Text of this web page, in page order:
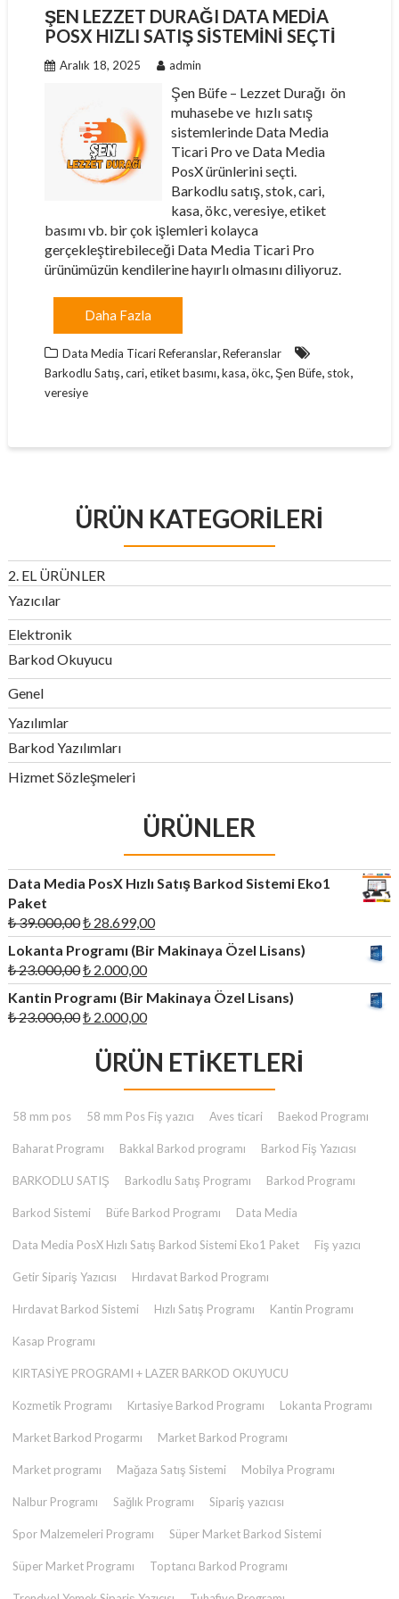
ŞEN LEZZET DURAĞI DATA MEDIA
POSX HIZLI SATIŞ SISTEMINI SEÇTI
Aralık 18, 2025 admin
Şen Büfe – Lezzet Durağı ön
muhasebe ve hızlı satış
sistemlerinde Data Media
Ticari Pro ve Data Media
PosX ürünlerini seçti.
Barkodlu satış, stok, cari,
kasa, ökc, veresiye, etiket
basımı vb. bir çok işlemleri kolayca
gerçekleştirebileceği Data Media Ticari Pro
ürünümüzün kendilerine hayırlı olmasını diliyoruz.
Daha Fazla
Data Media Ticari Referanslar,Referanslar
Barkodlu Satış,cari,etiket basımı,kasa,ökc,Şen Büfe, stok,
veresiye
ÜRÜN KATEGORILERI
2. EL ÜRÜNLER
Yazıcılar
Elektronik
Barkod Okuyucu
Genel
Yazılımlar
Barkod Yazılımları
Hizmet Sözleşmeleri
ÜRÜNLER
Data Media PosX Hızlı Satış Barkod Sistemi Eko1
Paket
₺39.000,00Orijinal
fiyat:
₺ 39.000,00.
₺28.699,00Şu
andaki
fiyat:
₺ 28.699,00.
Lokanta Programı (Bir Makinaya Özel Lisans)
₺23.000,00Orijinal
fiyat:
₺ 23.000,00.
₺2.000,00Şu
andaki
fiyat:
₺ 2.000,00.
Kantin Programı (Bir Makinaya Özel Lisans)
₺23.000,00Orijinal
₺ 23.000,00.
₺2.000,00Şu
fiyat:
₺ 2.000,00.
ÜRÜN ETIKETLERI
58 mm pos 58 mm Pos Fiş yazıcı Aves ticari Baekod Programı
Baharat Programı Bakkal Barkod programı Barkod Fiş Yazıcısı
BARKODLU SATIŞ Barkodlu Satış Programı Barkod Programı
Barkod Sistemi Büfe Barkod Programı Data Media
Data Media PosX Hızlı Satış Barkod Sistemi Eko1 Paket Fiş yazıcı
Getir Sipariş Yazıcısı Hırdavat Barkod Programı
Hırdavat Barkod Sistemi Hızlı Satış Programı Kantin Programı
Kasap Programı
KIRTASİYE PROGRAMI + LAZER BARKOD OKUYUCU
Kozmetik Programı Kırtasiye Barkod Programı Lokanta Programı
Market Barkod Progarmı Market Barkod Programı
Market programı Mağaza Satış Sistemi Mobilya Programı
Nalbur Programı Sağlık Programı Sipariş yazıcısı
Spor Malzemeleri Programı Süper Market Barkod Sistemi
Süper Market Programı Toptancı Barkod Programı